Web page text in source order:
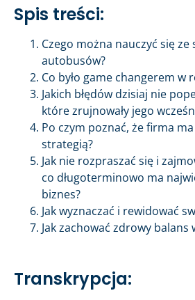
Spis treści:
Czego można nauczyć się ze
autobusów?
Co było game changerem w
Jakich błędów dzisiaj nie
które zrujnowały jego
Po czym poznać, że firma
strategią?
Jak nie rozpraszać się i
co długoterminowo ma
biznes?
Jak wyznaczać i rewidować
Jak zachować zdrowy balans
Transkrypcja: